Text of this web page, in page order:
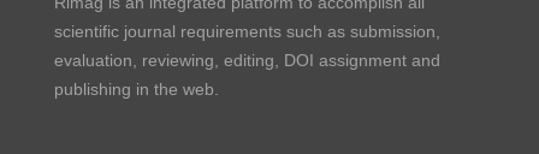
scientific journal requirements such as submission,
evaluation, reviewing, editing, DOI assignment and
publishing in the web.